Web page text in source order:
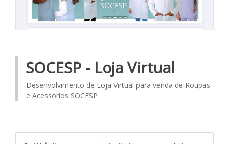
SOCESP - Loja Virtual
Desenvolvimento de Loja Virtual para venda de Roupas
e Acessórios SOCESP